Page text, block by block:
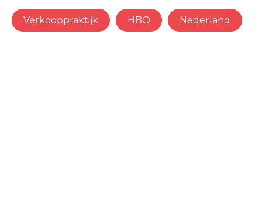
Verkooppraktijk HBO Nederland